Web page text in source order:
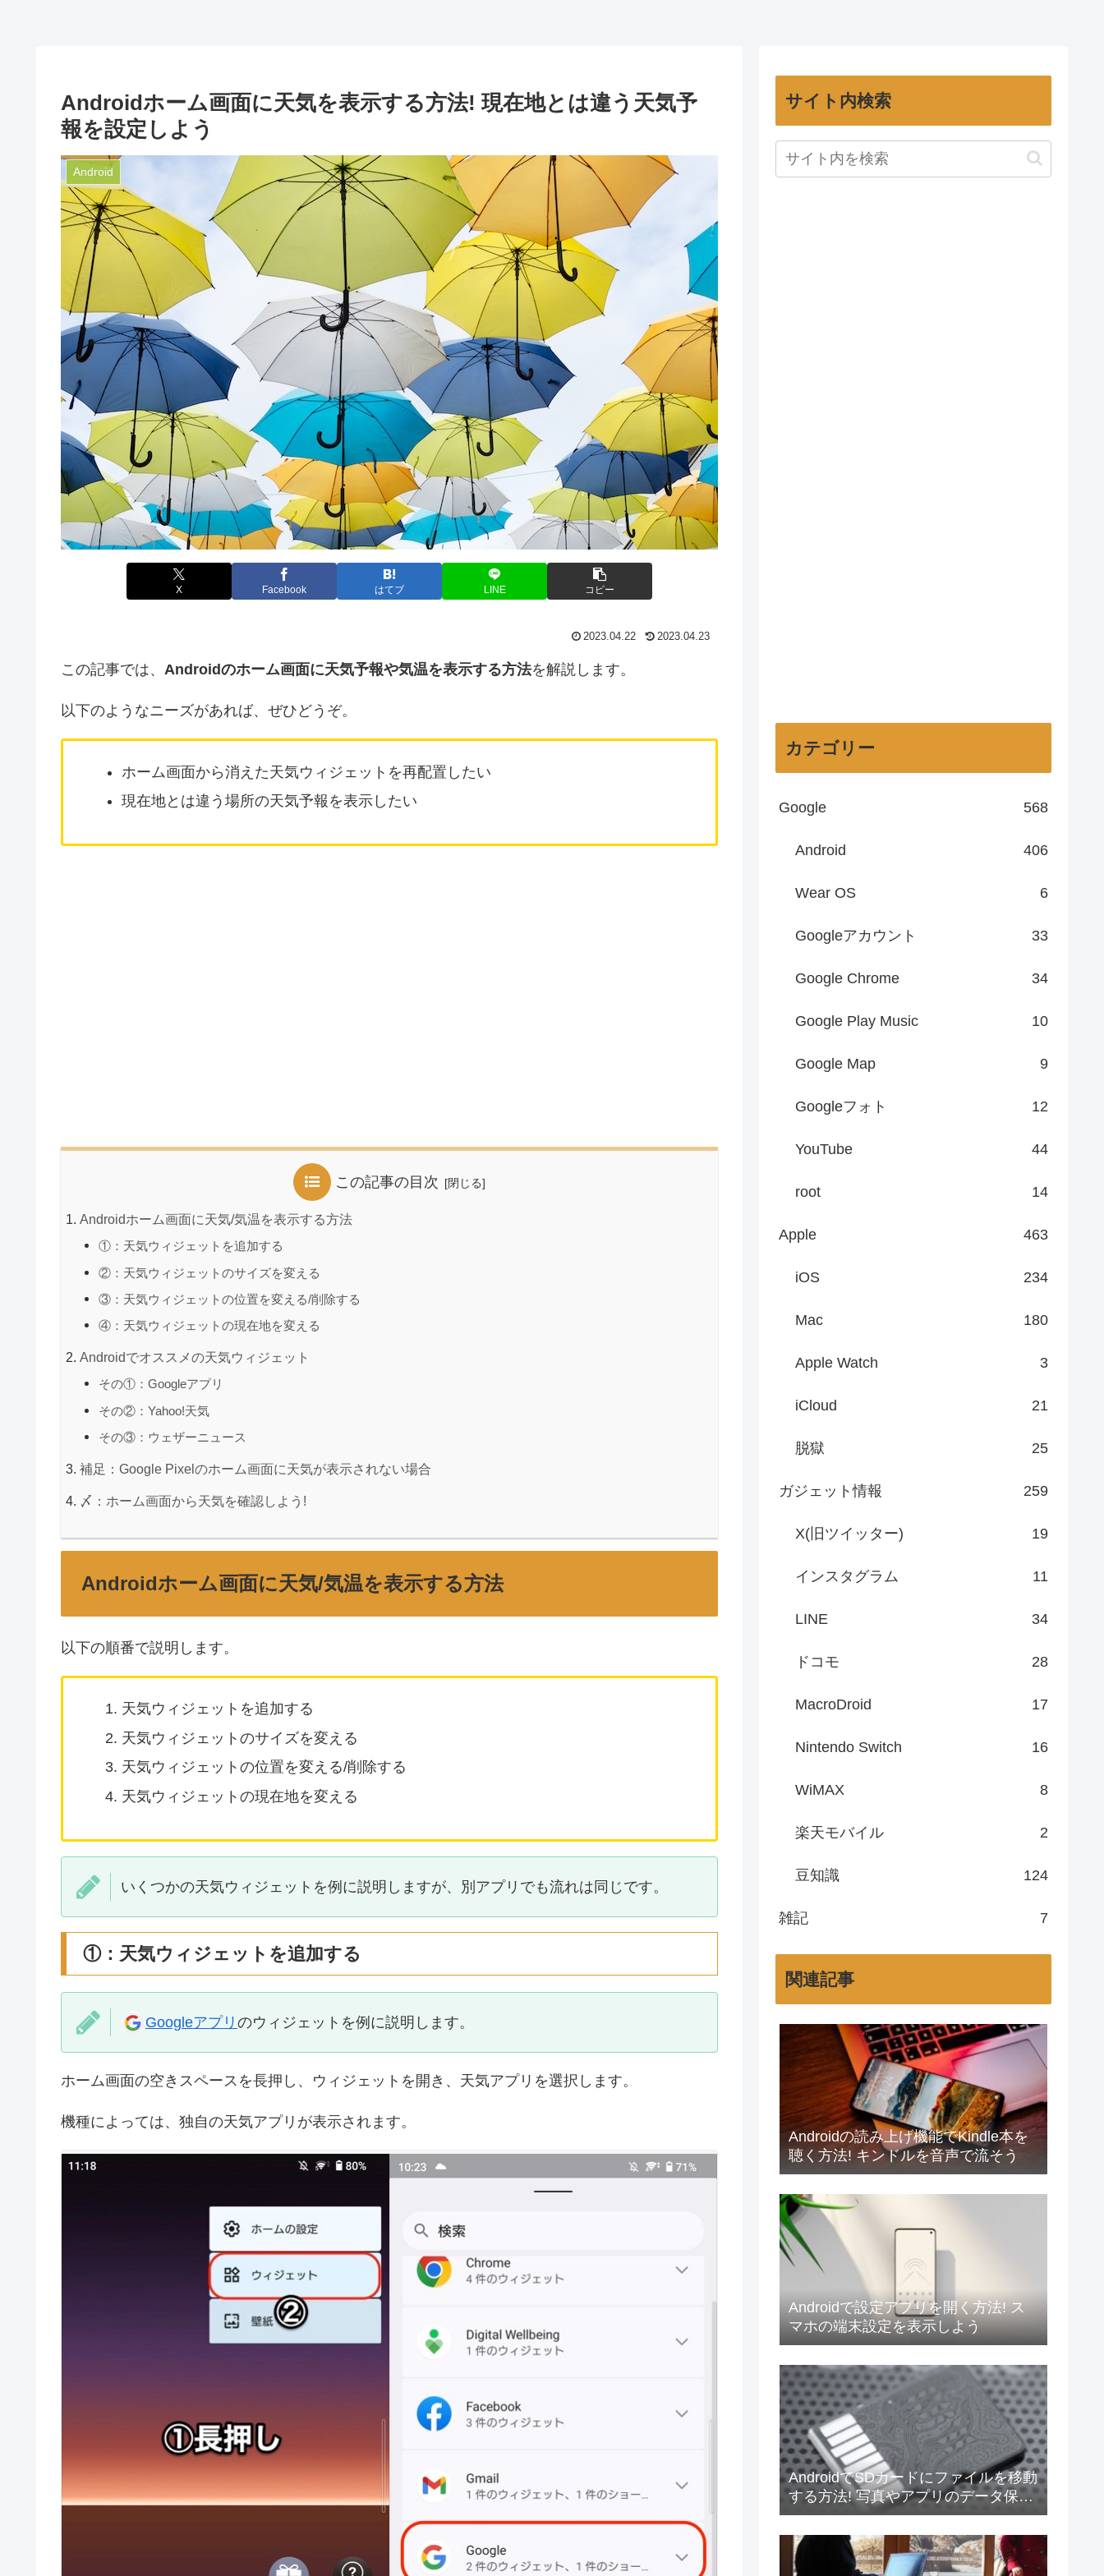
Androidホーム画面に天気を表示する方法! 現在地とは違う天気予
報を設定しよう
Android
X Facebook はてブ LINE コピー
2023.04.22 2023.04.23
この記事では、 Androidのホーム画面に天気予報や気温を表示する方法を解説します。
以下のようなニーズがあれば、ぜひどうぞ。
ホーム画面から消えた天気ウィジェットを再配置したい
現在地とは違う場所の天気予報を表示したい
この記事の目次
Androidホーム画面に天気/気温を表示する方法
①：天気ウィジェットを追加する
②：天気ウィジェットのサイズを変える
③：天気ウィジェットの位置を変える/削除する
④：天気ウィジェットの現在地を変える
Androidでオススメの天気ウィジェット
その①：Googleアプリ
その②：Yahoo!天気
その③：ウェザーニュース
補足：Google Pixelのホーム画面に天気が表示されない場合
〆：ホーム画面から天気を確認しよう!
Androidホーム画面に天気/気温を表示する方法
以下の順番で説明します。
天気ウィジェットを追加する
天気ウィジェットのサイズを変える
天気ウィジェットの位置を変える/削除する
天気ウィジェットの現在地を変える
いくつかの天気ウィジェットを例に説明しますが、別アプリでも流れは同じです。
①：天気ウィジェットを追加する
Googleアプリ のウィジェットを例に説明します。
ホーム画面の空きスペースを長押し、ウィジェットを開き、天気アプリを選択します。
機種によっては、独自の天気アプリが表示されます。
サイト内検索
カテゴリー
Google 568
Android 406
Wear OS 6
Googleアカウント 33
Google Chrome 34
Google Play Music 10
Google Map 9
Googleフォト 12
YouTube 44
root 14
Apple 463
iOS 234
Mac 180
Apple Watch 3
iCloud 21
脱獄 25
ガジェット情報 259
X(旧ツイッター) 19
インスタグラム 11
LINE 34
ドコモ 28
MacroDroid 17
Nintendo Switch 16
WiMAX 8
楽天モバイル 2
豆知識 124
雑記 7
関連記事
Androidの読み上げ機能でKindle本を
聴く方法! キンドルを音声で流そう
Androidで設定アプリを開く方法! ス
マホの端末設定を表示しよう
AndroidでSDカードにファイルを移動
する方法! 写真やアプリのデータ保存
先を内部ストレージから変更しよう